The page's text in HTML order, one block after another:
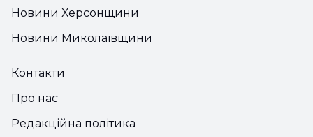
Новини Херсонщини
Новини Миколаївщини
Контакти
Про нас
Редакційна політика